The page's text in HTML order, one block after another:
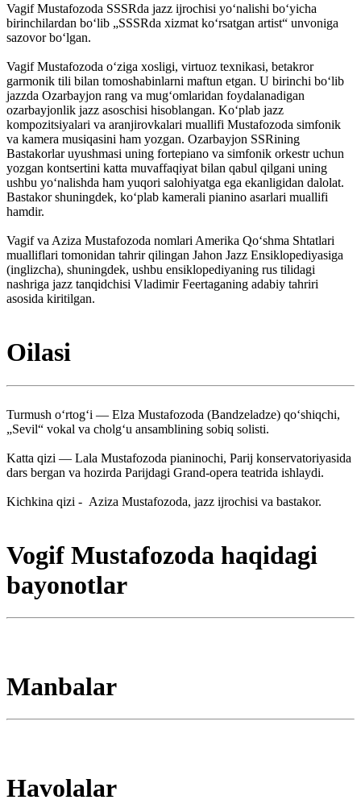
Vagif Mustafozoda SSSRda jazz ijrochisi yo‘nalishi bo‘yicha
birinchilardan boʻlib „SSSRda xizmat koʻrsatgan artist“ unvoniga
sazovor boʻlgan.
Vagif Mustafozoda o‘ziga xosligi, virtuoz texnikasi, betakror
garmonik tili bilan tomoshabinlarni maftun etgan. U birinchi bo‘lib
jazzda Ozarbayjon rang va mug‘omlaridan foydalanadigan
ozarbayjonlik jazz asoschisi hisoblangan. Ko‘plab jazz
kompozitsiyalari va aranjirovkalari muallifi Mustafozoda simfonik
va kamera musiqasini ham yozgan. Ozarbayjon SSRining
Bastakorlar uyushmasi uning fortepiano va simfonik orkestr uchun
yozgan kontsertini katta muvaffaqiyat bilan qabul qilgani uning
ushbu yo‘nalishda ham yuqori salohiyatga ega ekanligidan dalolat.
Bastakor shuningdek, ko‘plab kamerali pianino asarlari muallifi
hamdir.
Vagif va Aziza Mustafozoda nomlari Amerika Qoʻshma Shtatlari
mualliflari tomonidan tahrir qilingan Jahon Jazz Ensiklopediyasiga
(inglizcha), shuningdek, ushbu ensiklopediyaning rus tilidagi
nashriga jazz tanqidchisi Vladimir Feertaganing adabiy tahriri
asosida kiritilgan.
Oilasi
Turmush o‘rtog‘i — Elza Mustafozoda (Bandzeladze) qo‘shiqchi,
„Sevil“ vokal va cholg‘u ansamblining sobiq solisti.
Katta qizi — Lala Mustafozoda pianinochi, Parij konservatoriyasida
dars bergan va hozirda Parijdagi Grand-opera teatrida ishlaydi.
Kichkina qizi - Aziza Mustafozoda, jazz ijrochisi va bastakor.
Vogif Mustafozoda haqidagi
bayonotlar
Manbalar
Havolalar